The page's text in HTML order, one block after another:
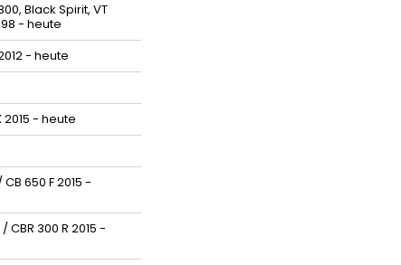
Black Spirit, VT
98 - heute
- heute
2015 - heute
CB 650 F 2015 -
CBR 300 R 2015 -